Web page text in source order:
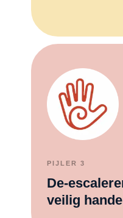
PIJLER 3
De-
veilig